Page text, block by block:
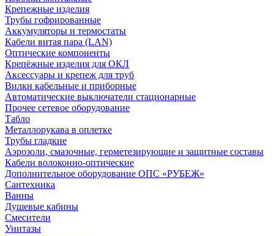
Крепежные изделия
Трубы гофрированные
Аккумуляторы и термостаты
Кабели витая пара (LAN)
Оптические компоненты
Крепёжные изделия для ОКЛ
Аксессуары и крепеж для труб
Вилки кабельные и приборные
Автоматические выключатели стационарные
Прочее сетевое оборудование
Табло
Металлорукава в оплетке
Трубы гладкие
Аэрозоли, смазочные, герметезирующие и защитные составы
Кабели волоконно-оптические
Дополнительное оборудование ОПС «РУБЕЖ»
Сантехника
Ванны
Душевые кабины
Смесители
Унитазы